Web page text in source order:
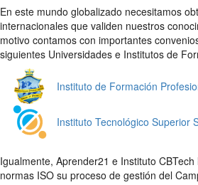
En este mundo globalizado necesitamos
internacionales que validen nuestros
motivo contamos con importantes
siguientes Universidades e Institutos de
Instituto de Formación
Instituto Tecnológico Superior
Igualmente, Aprender21 e Instituto
normas ISO su proceso de gestión del